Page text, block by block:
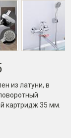
из латуни, в
картридж 35 мм.